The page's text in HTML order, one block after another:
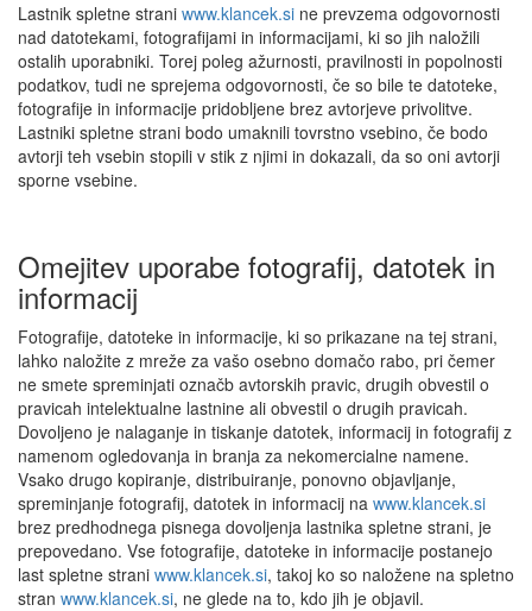
Lastnik spletne strani www.klancek.si ne prevzema odgovornosti
nad datotekami, fotografijami in informacijami, ki so jih naložili
ostalih uporabniki. Torej poleg ažurnosti, pravilnosti in popolnosti
podatkov, tudi ne sprejema odgovornosti, če so bile te datoteke,
fotografije in informacije pridobljene brez avtorjeve privolitve.
Lastniki spletne strani bodo umaknili tovrstno vsebino, če bodo
avtorji teh vsebin stopili v stik z njimi in dokazali, da so oni avtorji
sporne vsebine.
Omejitev uporabe fotografij, datotek in
informacij
Fotografije, datoteke in informacije, ki so prikazane na tej strani,
lahko naložite z mreže za vašo osebno domačo rabo, pri čemer
ne smete spreminjati označb avtorskih pravic, drugih obvestil o
pravicah intelektualne lastnine ali obvestil o drugih pravicah.
Dovoljeno je nalaganje in tiskanje datotek, informacij in fotografij z
namenom ogledovanja in branja za nekomercialne namene.
Vsako drugo kopiranje, distribuiranje, ponovno objavljanje,
spreminjanje fotografij, datotek in informacij na www.klancek.si
brez predhodnega pisnega dovoljenja lastnika spletne strani, je
prepovedano. Vse fotografije, datoteke in informacije postanejo
last spletne strani www.klancek.si, takoj ko so naložene na spletno
stran www.klancek.si, ne glede na to, kdo jih je objavil.